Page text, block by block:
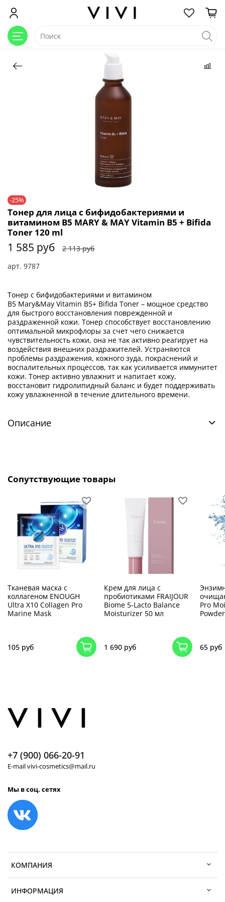
-25%
арт. 9787
Тонер для лица с бифидобактериями и
витамином В5 MARY & MAY Vitamin B5 + Bifida
Toner 120 ml
1 585 руб 2 113 руб
Тонер с бифидобактериями и витамином
B5 Mary&May Vitamin В5+ Bifida Toner – мощное средство
для быстрого восстановления поврежденной и
раздраженной кожи. Тонер способствует восстановлению
оптимальной микрофлоры за счет чего снижается
чувствительность кожи, она не так активно реагирует на
воздействия внешних раздражителей. Устраняются
проблемы раздражения, кожного зуда, покраснений и
воспалительных процессов, так как усиливается иммунитет
кожи. Тонер активно увлажнит и напитает кожу,
восстановит гидролипидный баланс и будет поддерживать
кожу увлажненной в течение длительного времени.
Описание
Сопутствующие товары
Тканевая маска с
коллагеном ENOUGH
Ultra X10 Collagen Pro
Marine Mask
105 руб
Крем для лица с
пробиотиками FRAIJOUR
Biome 5-Lacto Balance
Moisturizer 50 мл
1 690 руб
Pro
65 руб
КОМПАНИЯ
ИНФОРМАЦИЯ
+7 (900) 066-20-91
E-mail vivi-cosmetics@mail.ru
Мы в соц. сетях